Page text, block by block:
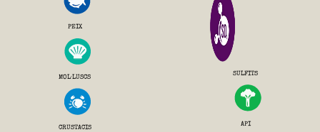
PEIX
MOL·LUSCS
CRUSTACIS
SULFITS
API